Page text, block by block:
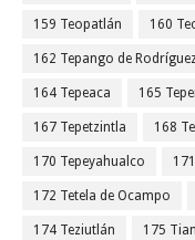
159 Teopatlán 160
162 Tepango de Rodríguez
164 Tepeaca 165
167 Tepetzintla 168
170 Tepeyahualco
172 Tetela de Ocampo
174 Teziutlán 175